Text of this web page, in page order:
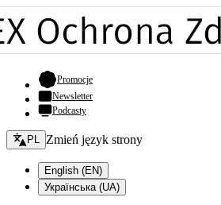
Promocje- otwiera się w nowej karcie
Newsletter
Podcasty
Zmień język - bieżący:
PL Zmień język strony
English (EN)
Українська (UA)